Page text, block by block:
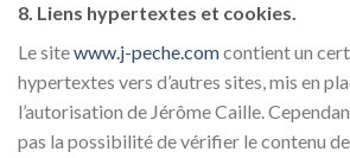
8. Liens hypertextes et cookies.
Le sitewww.j-peche.comcontient un
hypertextes vers d’autres sites, mis en
l’autorisation de Jérôme Caille.
pas la possibilité de vérifier le contenu